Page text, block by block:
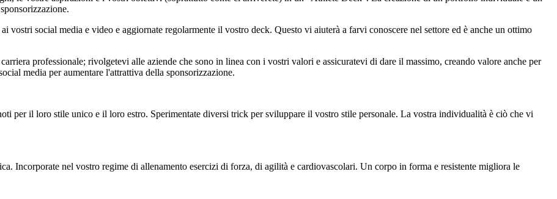
social media e video e aggiornate regolarmente il vostro deck. Questo vi aiuterà a farvi conoscere nel settore ed è anche un ottimo
professionale; rivolgetevi alle aziende che sono in linea con i vostri valori e assicuratevi di dare il massimo, creando valore anche per
media per aumentare l'attrattiva della sponsorizzazione.
per il loro stile unico e il loro estro. Sperimentate diversi trick per sviluppare il vostro stile personale. La vostra individualità è ciò che vi
Incorporate nel vostro regime di allenamento esercizi di forza, di agilità e cardiovascolari. Un corpo in forma e resistente migliora le